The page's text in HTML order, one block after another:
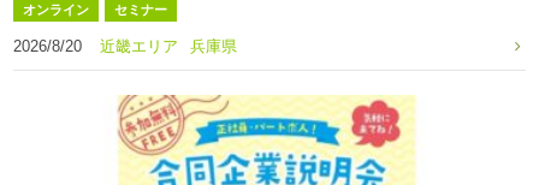
オンライン セミナー
2026/8/20 近畿エリア 兵庫県